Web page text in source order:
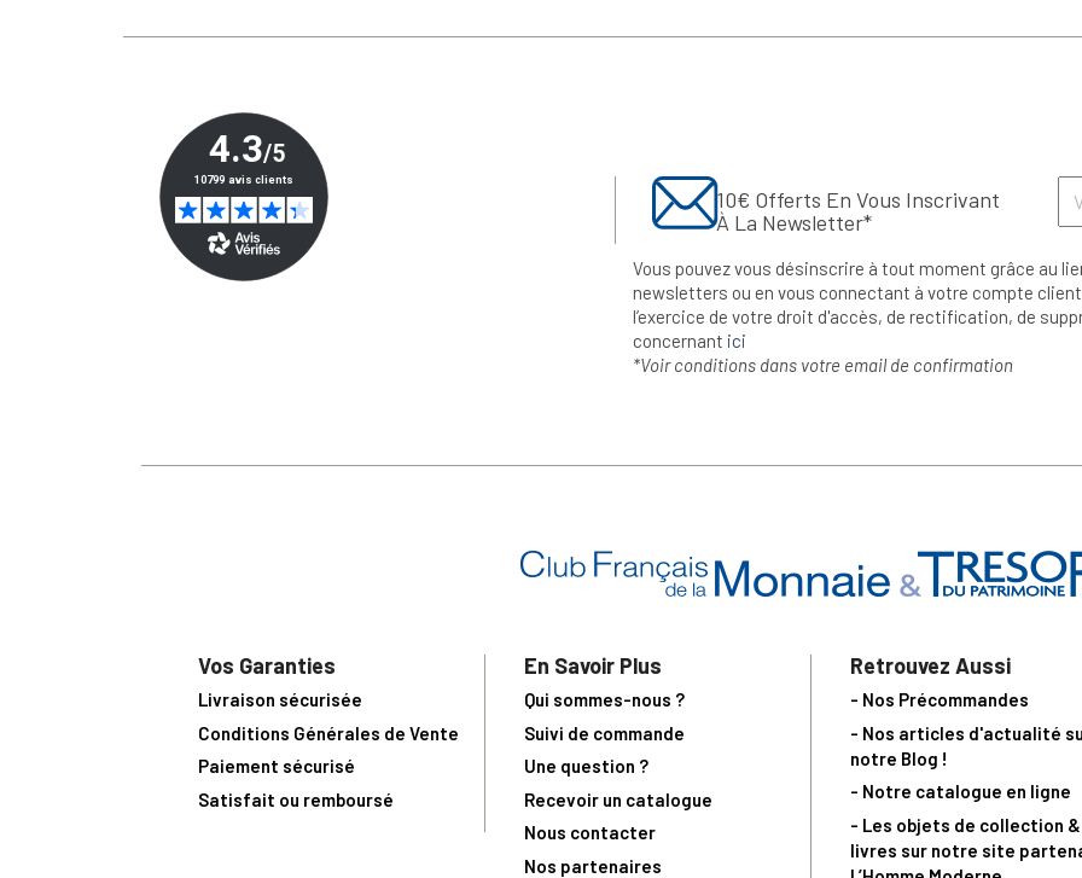
10€ Offerts En Vous Inscrivant
À La Newsletter*
Vous pouvez vous désinscrire à tout moment grâce au
newsletters ou en vous connectant à votre compte
l’exercice de votre droit d'accès, de rectification, de
concernant ici
*Voir conditions dans votre email de confirmation
Vos Garanties
Livraison sécurisée
Conditions Générales de Vente
Paiement sécurisé
Satisfait ou remboursé
En Savoir Plus
Qui sommes-nous ?
Suivi de commande
Une question ?
Recevoir un catalogue
Nous contacter
Nos partenaires
Retrouvez Aussi
- Nos Précommandes
- Nos articles d'actualité
notre Blog !
- Notre catalogue en ligne
- Les objets de collection
livres sur notre site